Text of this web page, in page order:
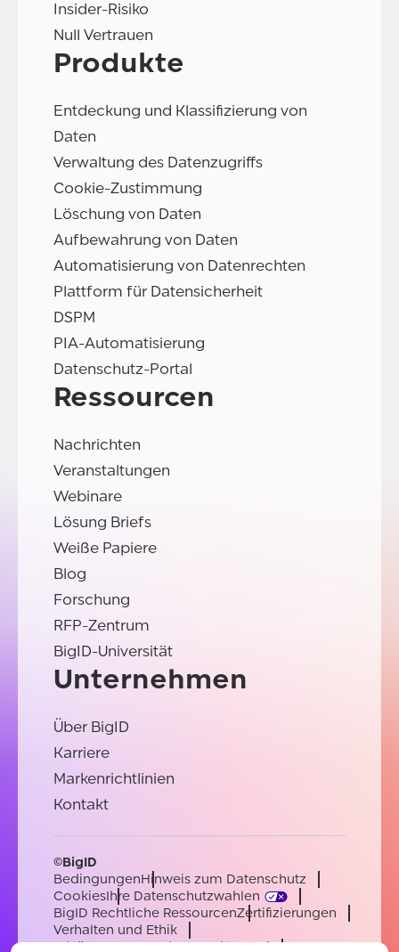
Insider-Risiko
Null Vertrauen
Produkte
Entdeckung und Klassifizierung von
Daten
Verwaltung des Datenzugriffs
Cookie-Zustimmung
Löschung von Daten
Aufbewahrung von Daten
Automatisierung von Datenrechten
Plattform für Datensicherheit
DSPM
PIA-Automatisierung
Datenschutz-Portal
Ressourcen
Nachrichten
Veranstaltungen
Webinare
Lösung Briefs
Weiße Papiere
Blog
Forschung
RFP-Zentrum
BigID-Universität
Unternehmen
Über BigID
Karriere
Markenrichtlinien
Kontakt
©BigID
BedingungenHinweis zum Datenschutz
CookiesIhre Datenschutzwahlen
BigID Rechtliche RessourcenZertifizierungen
Verhalten und Ethik
Erklärung zur modernen Sklaverei